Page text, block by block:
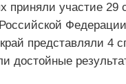
приняли участие 29
представляли 4
достойные